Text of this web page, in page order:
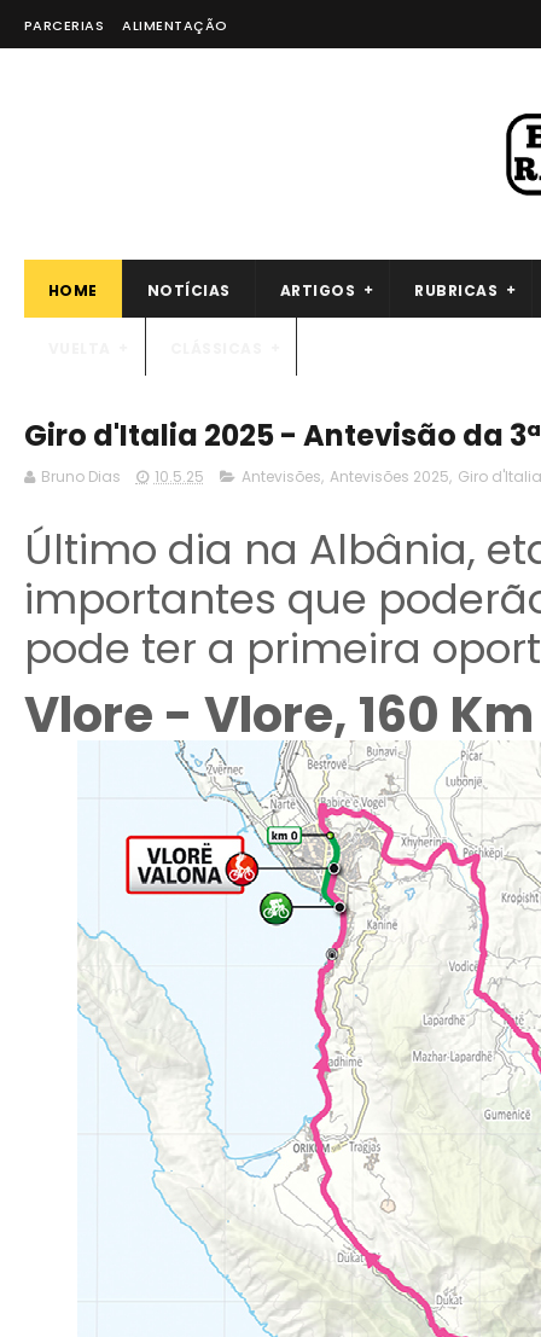
PARCERIAS ALIMENTAÇÃO
HOME NOTÍCIAS ARTIGOS RUBRICAS
Giro d'Italia 2025 - Antevisão da
Bruno Dias 10.5.25 Antevisões, Antevisões 2025, Giro d'Italia
Último dia na Albânia,
importantes que
pode ter a primeira
Vlore - Vlore, 160 Km